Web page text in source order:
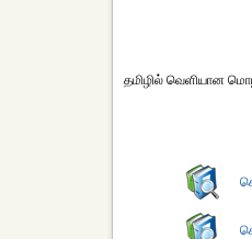
தமிழில் வெளியான